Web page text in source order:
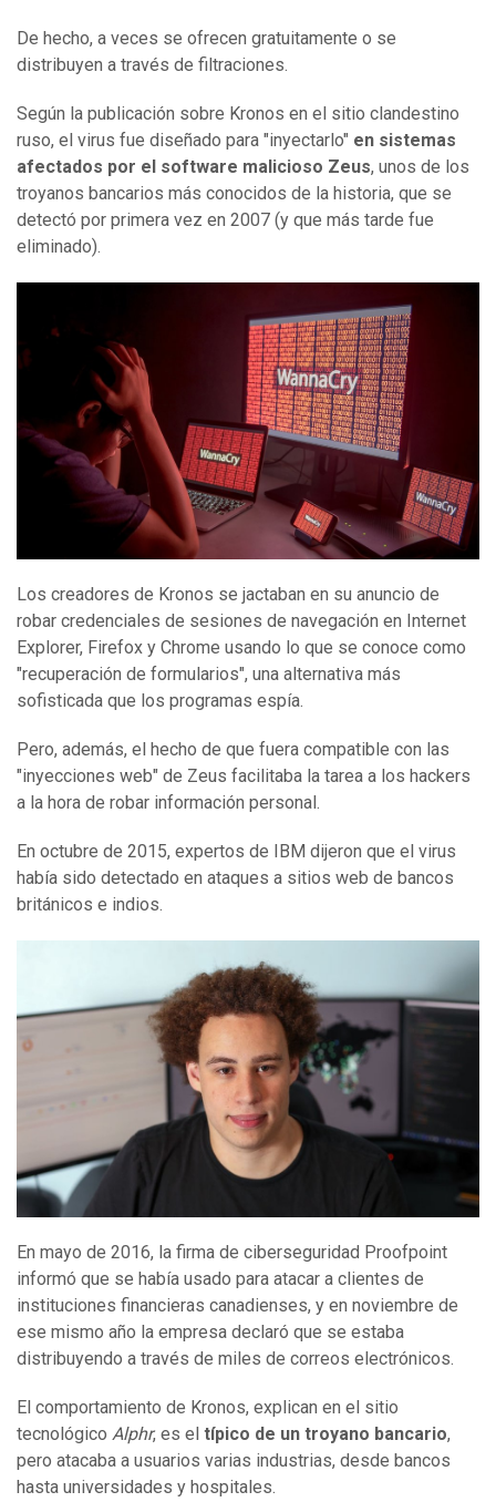
De hecho, a veces se ofrecen gratuitamente o se
distribuyen a través de filtraciones.
Según la publicación sobre Kronos en el sitio clandestino
ruso, el virus fue diseñado para "inyectarlo" en sistemas
afectados por el software malicioso Zeus, unos de los
troyanos bancarios más conocidos de la historia, que se
detectó por primera vez en 2007 (y que más tarde fue
eliminado).
Los creadores de Kronos se jactaban en su anuncio de
robar credenciales de sesiones de navegación en Internet
Explorer, Firefox y Chrome usando lo que se conoce como
"recuperación de formularios", una alternativa más
sofisticada que los programas espía.
Pero, además, el hecho de que fuera compatible con las
"inyecciones web" de Zeus facilitaba la tarea a los hackers
a la hora de robar información personal.
En octubre de 2015, expertos de IBM dijeron que el virus
había sido detectado en ataques a sitios web de bancos
británicos e indios.
En mayo de 2016, la firma de ciberseguridad Proofpoint
informó que se había usado para atacar a clientes de
instituciones financieras canadienses, y en noviembre de
ese mismo año la empresa declaró que se estaba
distribuyendo a través de miles de correos electrónicos.
El comportamiento de Kronos, explican en el sitio
tecnológico Alphr, es el típico de un troyano bancario,
pero atacaba a usuarios varias industrias, desde bancos
hasta universidades y hospitales.